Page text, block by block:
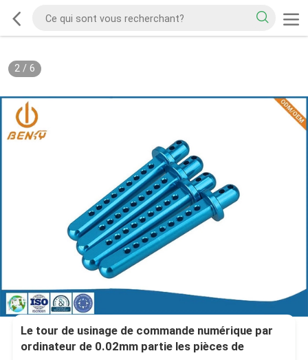
2/ 6
Le tour de usinage de commande numérique par
ordinateur de 0.02mm partie les pièces de